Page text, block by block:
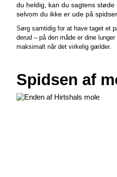
du heldig, kan du sagtens støde
selvom du ikke er ude på
Sørg samtidig for at have taget et
derud – på den måde er dine
maksimalt når det virkelig gælder.
Spidsen af